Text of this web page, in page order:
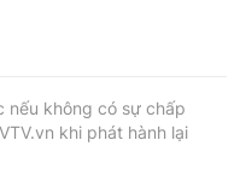
nếu không có sự chấp
khi phát hành lại